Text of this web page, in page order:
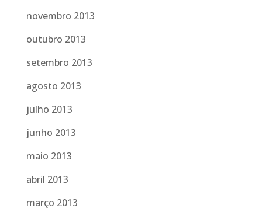
novembro 2013
outubro 2013
setembro 2013
agosto 2013
julho 2013
junho 2013
maio 2013
abril 2013
março 2013